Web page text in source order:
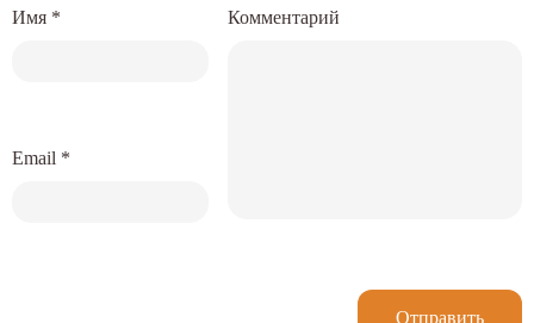
Комментарий
Имя *
Email *
Отправить